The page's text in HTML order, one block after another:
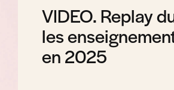
VIDEO. Replay
les
en 2025